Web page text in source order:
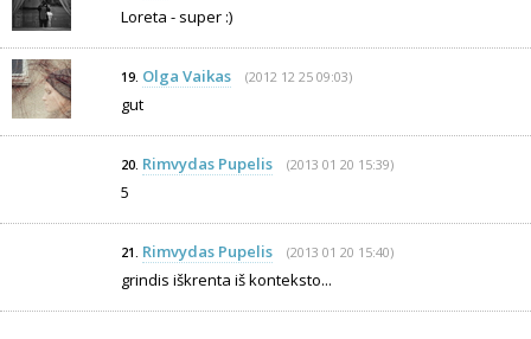
Loreta - super :)
19. Olga Vaikas (2012 12 25 09:03)
gut
20. Rimvydas Pupelis (2013 01 20 15:39)
5
21. Rimvydas Pupelis (2013 01 20 15:40)
grindis iškrenta iš konteksto...